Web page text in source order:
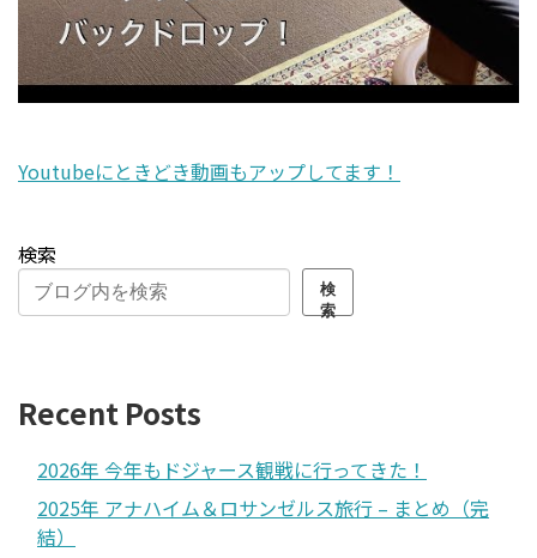
Youtubeにときどき動画もアップしてます！
検索
検
索
Recent Posts
2026年 今年もドジャース観戦に行ってきた！
2025年 アナハイム＆ロサンゼルス旅行 – まとめ（完
結）